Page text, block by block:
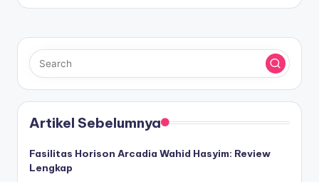
Artikel Sebelumnya
Fasilitas Horison Arcadia Wahid Hasyim: Review
Lengkap